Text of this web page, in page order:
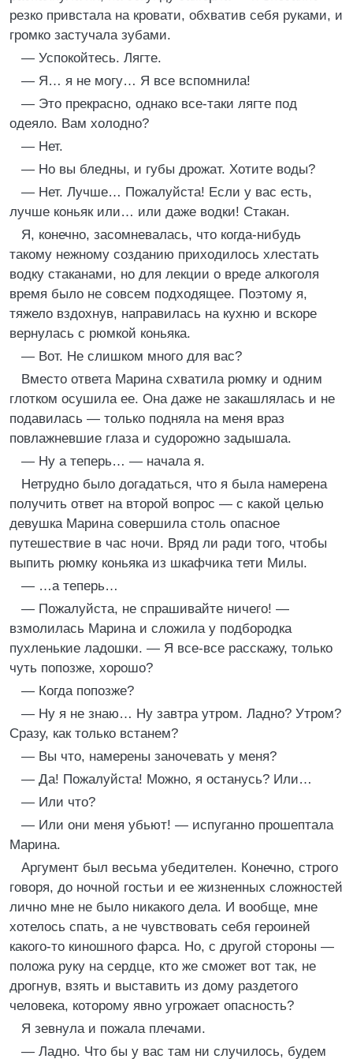
резко привстала на кровати, обхватив себя руками, и
громко застучала зубами.
— Успокойтесь. Лягте.
— Я… я не могу… Я все вспомнила!
— Это прекрасно, однако все-таки лягте под
одеяло. Вам холодно?
— Нет.
— Но вы бледны, и губы дрожат. Хотите воды?
— Нет. Лучше… Пожалуйста! Если у вас есть,
лучше коньяк или… или даже водки! Стакан.
Я, конечно, засомневалась, что когда-нибудь
такому нежному созданию приходилось хлестать
водку стаканами, но для лекции о вреде алкоголя
время было не совсем подходящее. Поэтому я,
тяжело вздохнув, направилась на кухню и вскоре
вернулась с рюмкой коньяка.
— Вот. Не слишком много для вас?
Вместо ответа Марина схватила рюмку и одним
глотком осушила ее. Она даже не закашлялась и не
подавилась — только подняла на меня враз
повлажневшие глаза и судорожно задышала.
— Ну а теперь… — начала я.
Нетрудно было догадаться, что я была намерена
получить ответ на второй вопрос — с какой целью
девушка Марина совершила столь опасное
путешествие в час ночи. Вряд ли ради того, чтобы
выпить рюмку коньяка из шкафчика тети Милы.
— …а теперь…
— Пожалуйста, не спрашивайте ничего! —
взмолилась Марина и сложила у подбородка
пухленькие ладошки. — Я все-все расскажу, только
чуть попозже, хорошо?
— Когда попозже?
— Ну я не знаю… Ну завтра утром. Ладно? Утром?
Сразу, как только встанем?
— Вы что, намерены заночевать у меня?
— Да! Пожалуйста! Можно, я останусь? Или…
— Или что?
— Или они меня убьют! — испуганно прошептала
Марина.
Аргумент был весьма убедителен. Конечно, строго
говоря, до ночной гостьи и ее жизненных сложностей
лично мне не было никакого дела. И вообще, мне
хотелось спать, а не чувствовать себя героиней
какого-то киношного фарса. Но, с другой стороны —
положа руку на сердце, кто же сможет вот так, не
дрогнув, взять и выставить из дому раздетого
человека, которому явно угрожает опасность?
Я зевнула и пожала плечами.
— Ладно. Что бы у вас там ни случилось, будем